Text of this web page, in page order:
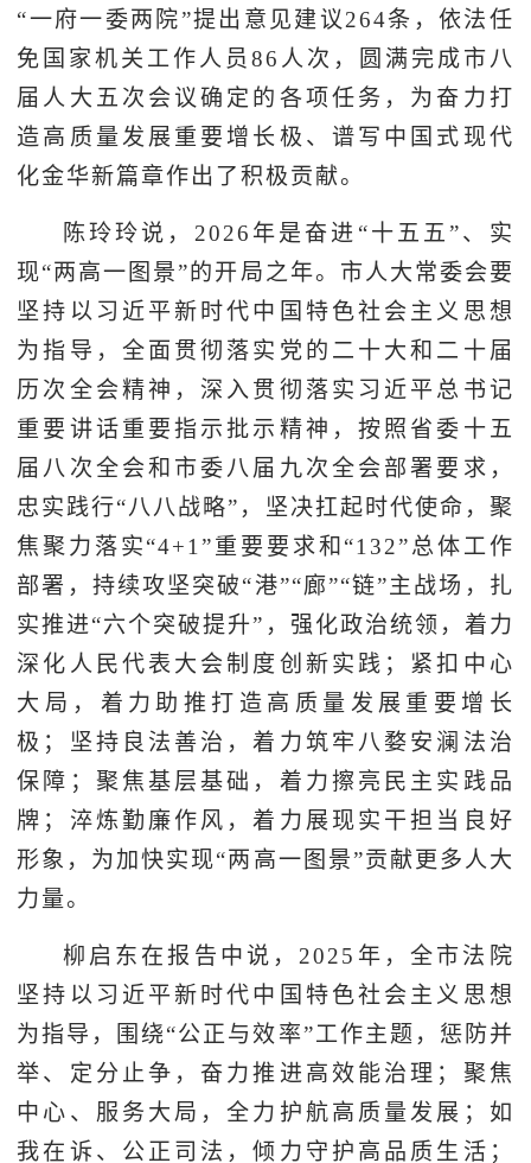
“一府一委两院”提出意见建议264条，依法任
免国家机关工作人员86人次，圆满完成市八
届人大五次会议确定的各项任务，为奋力打
造高质量发展重要增长极、谱写中国式现代
化金华新篇章作出了积极贡献。
陈玲玲说，2026年是奋进“十五五”、实
现“两高一图景”的开局之年。市人大常委会要
坚持以习近平新时代中国特色社会主义思想
为指导，全面贯彻落实党的二十大和二十届
历次全会精神，深入贯彻落实习近平总书记
重要讲话重要指示批示精神，按照省委十五
届八次全会和市委八届九次全会部署要求，
忠实践行“八八战略”，坚决扛起时代使命，聚
焦聚力落实“4+1”重要要求和“132”总体工作
部署，持续攻坚突破“港”“廊”“链”主战场，扎
实推进“六个突破提升”，强化政治统领，着力
深化人民代表大会制度创新实践；紧扣中心
大局，着力助推打造高质量发展重要增长
极；坚持良法善治，着力筑牢八婺安澜法治
保障；聚焦基层基础，着力擦亮民主实践品
牌；淬炼勤廉作风，着力展现实干担当良好
形象，为加快实现“两高一图景”贡献更多人大
力量。
柳启东在报告中说，2025年，全市法院
坚持以习近平新时代中国特色社会主义思想
为指导，围绕“公正与效率”工作主题，惩防并
举、定分止争，奋力推进高效能治理；聚焦
中心、服务大局，全力护航高质量发展；如
我在诉、公正司法，倾力守护高品质生活；